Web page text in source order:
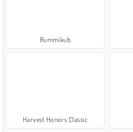
Rummikub
Harvest Honors Classic